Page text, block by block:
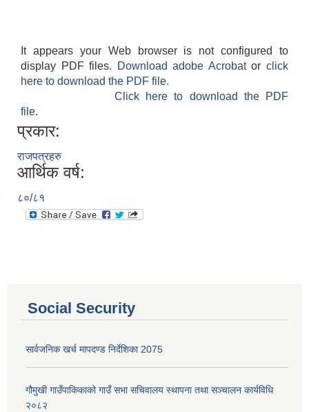
It appears your Web browser is not configured to
display PDF files.
Download adobe Acrobatorclick
here to download the PDF file.
Click here to download the PDF
file.
प्रकार:
राजपत्रहरु
आर्थिक वर्ष:
८०/८१
Social Security
सार्वजनिक खर्च मापदण्ड निर्देशिका 2075
गौमुखी गाउँपाकिकाको गाउँ सभा सचिवालय स्थापना तथा सञ्चालन कार्यविधि
२०८२